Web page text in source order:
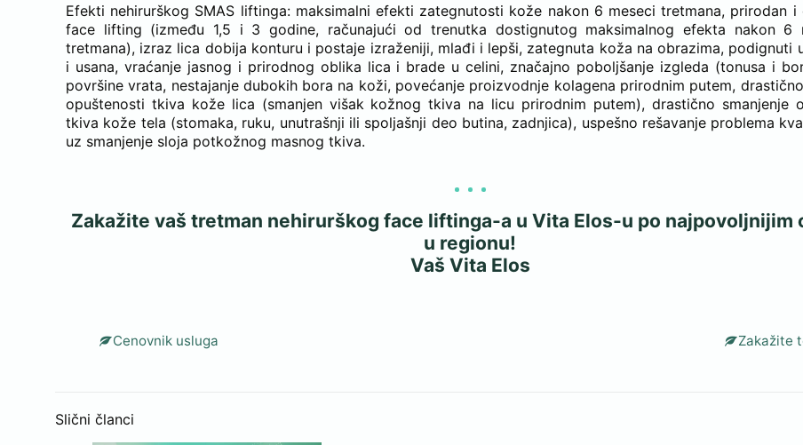
Efekti nehirurškog SMAS liftinga: maksimalni efekti zategnutosti kože nakon 6 meseci tretmana, prirodan i
face lifting (između 1,5 i 3 godine, računajući od trenutka dostignutog maksimalnog efekta nakon 6
tretmana), izraz lica dobija konturu i postaje izraženiji, mlađi i lepši, zategnuta koža na obrazima, podignuti
i usana, vraćanje jasnog i prirodnog oblika lica i brade u celini, značajno poboljšanje izgleda (tonusa i
površine vrata, nestajanje dubokih bora na koži, povećanje proizvodnje kolagena prirodnim putem,
opuštenosti tkiva kože lica (smanjen višak kožnog tkiva na licu prirodnim putem), drastično smanjenje
tkiva kože tela (stomaka, ruku, unutrašnji ili spoljašnji deo butina, zadnjica), uspešno rešavanje problema
uz smanjenje sloja potkožnog masnog tkiva.
Zakažite vaš tretman nehirurškog face liftinga-a u Vita Elos-u po najpovoljnijim
u regionu!
Vaš Vita Elos
Cenovnik usluga Zakažite
Slični članci